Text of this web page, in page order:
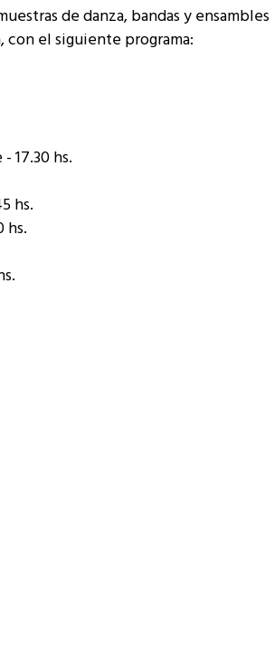
de danza, bandas y
el siguiente programa:
17.30 hs.
hs.
hs.